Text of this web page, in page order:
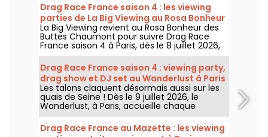
Drag Race France saison 4 : les viewing
parties de La Big Viewing au Rosa Bonheur
La Big Viewing revient au Rosa Bonheur des
Buttes Chaumont pour suivre Drag Race
France saison 4 à Paris, dès le 8 juillet 2026,
puis chaque soir de diffusion. Animée par La
Big Bertha, cette viewing party réunit
projection de l’épisode, performances drag,
quiz, invités et surprises.
Drag Race France saison 4 : viewing party,
drag show et DJ set au Wanderlust à Paris
Les talons claquent désormais aussi sur les
quais de Seine ! Dès le 9 juillet 2026, le
Wanderlust, à Paris, accueille chaque
semaine une viewing party de Drag Race
France saison 4, avec projection des
épisodes, drag shows et DJ sets jusqu'au
Drag Race France au Mazette : les viewing